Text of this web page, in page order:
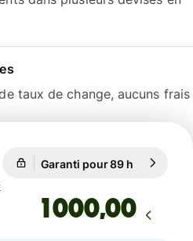
taux de change, aucuns frais
Garanti pour 89 h
,00